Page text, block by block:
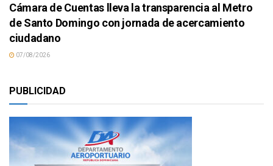
Cámara de Cuentas lleva la transparencia al Metro
de Santo Domingo con jornada de acercamiento
ciudadano
07/08/2026
PUBLICIDAD